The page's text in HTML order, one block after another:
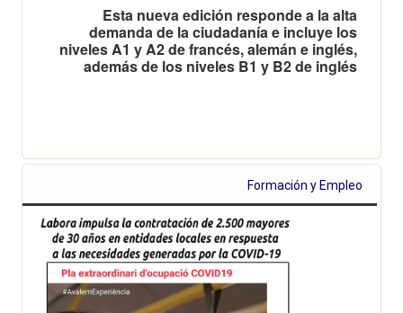
Esta nueva edición responde a la alta
demanda de la ciudadanía e incluye los
niveles A1 y A2 de francés, alemán e inglés,
además de los niveles B1 y B2 de inglés
Formación y Empleo